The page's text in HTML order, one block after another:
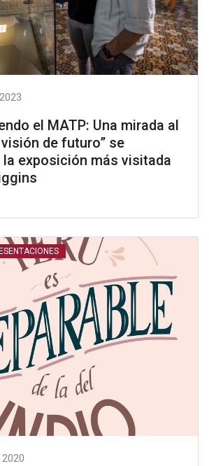
el MATP: Una mirada al
de futuro” se
exposición más visitada